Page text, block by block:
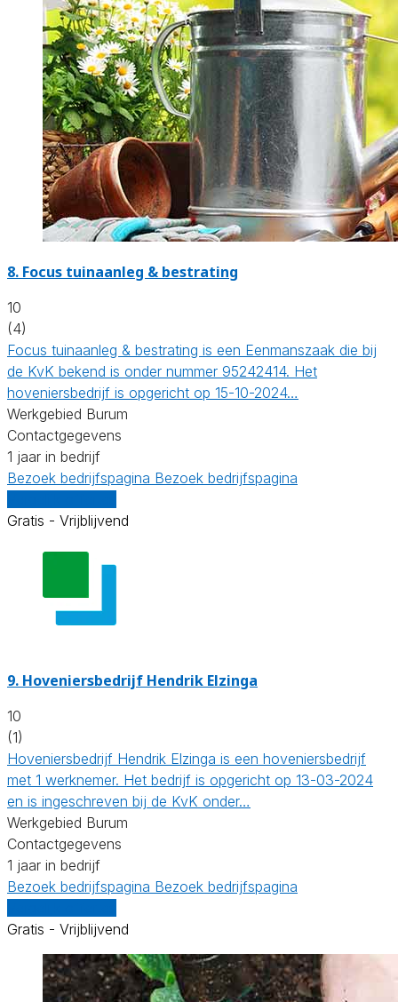
8. Focus tuinaanleg & bestrating
10
(4)
Focus tuinaanleg & bestrating is een Eenmanszaak die bij
de KvK bekend is onder nummer 95242414. Het
hoveniersbedrijf is opgericht op 15-10-2024…
Werkgebied Burum
Contactgegevens
1 jaar in bedrijf
Bezoek bedrijfspagina Bezoek bedrijfspagina
Gratis - Vrijblijvend
9. Hoveniersbedrijf Hendrik Elzinga
10
(1)
Hoveniersbedrijf Hendrik Elzinga is een hoveniersbedrijf
met 1 werknemer. Het bedrijf is opgericht op 13-03-2024
en is ingeschreven bij de KvK onder…
Werkgebied Burum
Contactgegevens
1 jaar in bedrijf
Bezoek bedrijfspagina Bezoek bedrijfspagina
Gratis - Vrijblijvend